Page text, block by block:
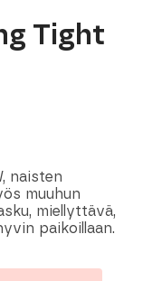
Tight
naisten
muuhun
miellyttävä,
paikoillaan.